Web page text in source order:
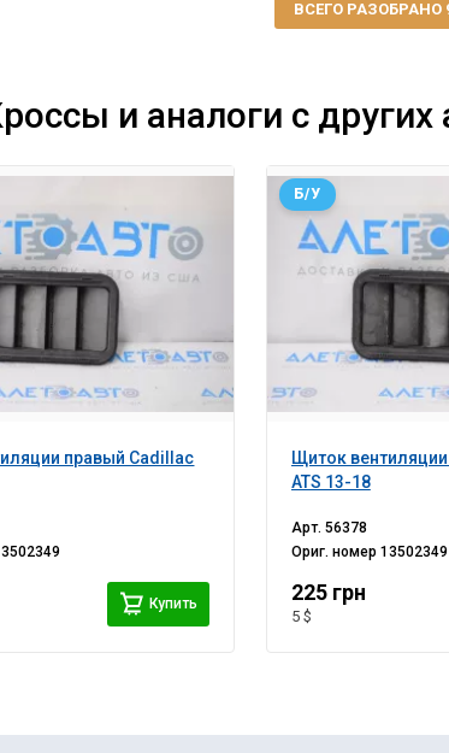
ВСЕГО РАЗОБРАНО 9
и аналоги с других
правый Cadillac
Купить
Щиток
ATS 13-18
Б/У
Арт. 56378
Ориг. номер 13502349
225 грн
5 $